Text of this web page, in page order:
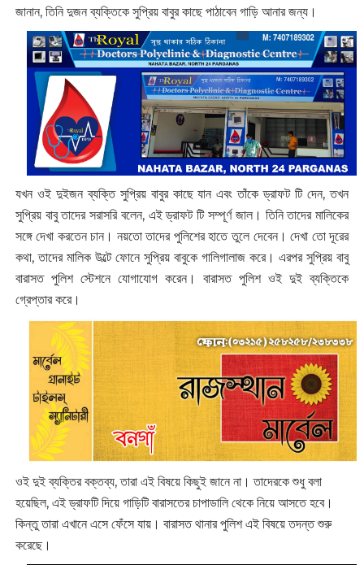
জানান, তিনি দুজন ব্যক্তিকে সুপ্রিয় বাবুর কাছে পাঠাবেন গাড়ি আনার জন্য।
যখন ওই দুইজন ব্যক্তি সুপ্রিয় বাবুর কাছে যান এবং তাঁকে ড্রাফট টি দেন, তখন
সুপ্রিয় বাবু তাদের সরাসরি বলেন, এই ড্রাফট টি সম্পূর্ণ জাল। তিনি তাদের মালিকের
সঙ্গে দেখা করতেন চান। নয়তো তাদের পুলিশের হাতে তুলে দেবেন। দেখা তো দূরের
কথা, তাদের মালিক উল্টে ফোনে সুপ্রিয় বাবুকে গালিগালাজ করে। এরপর সুপ্রিয় বাবু
বারাসত পুলিশ স্টেশনে যোগাযোগ করেন। বারাসত পুলিশ ওই দুই ব্যক্তিকে
গ্রেপ্তার করে।
ওই দুই ব্যক্তির বক্তব্য, তারা এই বিষয়ে কিছুই জানে না। তাদেরকে শুধু বলা
হয়েছিল, এই ড্রাফটি দিয়ে গাড়িটি বারাসতের চাপাডালি থেকে নিয়ে আসতে হবে।
কিন্তু তারা এখানে এসে ফেঁসে যায়। বারাসত থানার পুলিশ এই বিষয়ে তদন্ত শুরু
করেছে।